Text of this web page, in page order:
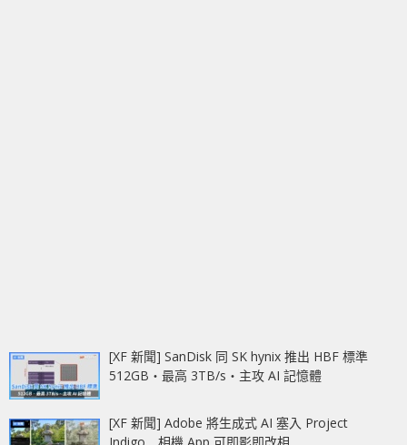
[XF 新聞] SanDisk 同 SK hynix 推出 HBF 標準
512GB‧最高 3TB/s‧主攻 AI 記憶體
[XF 新聞] Adobe 將生成式 AI 塞入 Project